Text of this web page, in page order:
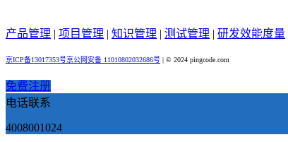
产品管理 | 项目管理 | 知识管理 | 测试管理 | 研发效能度量
京ICP备13017353号京公网安备 11010802032686号 | © 2024 pingcode.com
免费注册
电话联系
4008001024